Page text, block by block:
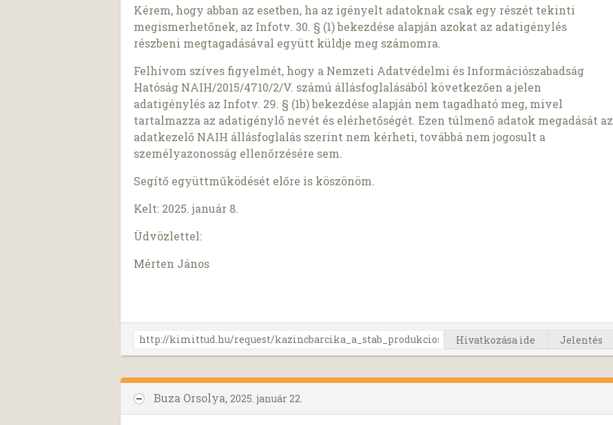
Kérem, hogy abban az esetben, ha az igényelt adatoknak csak egy részét tekinti
megismerhetőnek, az Infotv. 30. § (1) bekezdése alapján azokat az adatigénylés
részbeni megtagadásával együtt küldje meg számomra.
Felhívom szíves figyelmét, hogy a Nemzeti Adatvédelmi és Információszabadság
Hatóság NAIH/2015/4710/2/V. számú állásfoglalásából következően a jelen
adatigénylés az Infotv. 29. § (1b) bekezdése alapján nem tagadható meg, mivel
tartalmazza az adatigénylő nevét és elérhetőségét. Ezen túlmenő adatok megadását az
adatkezelő NAIH állásfoglalás szerint nem kérheti, továbbá nem jogosult a
személyazonosság ellenőrzésére sem.
Segítő együttműködését előre is köszönöm.
Kelt: 2025. január 8.
Üdvözlettel:
Mérten János
Hivatkozása ide Jelentés
Buza Orsolya, 2025. január 22.